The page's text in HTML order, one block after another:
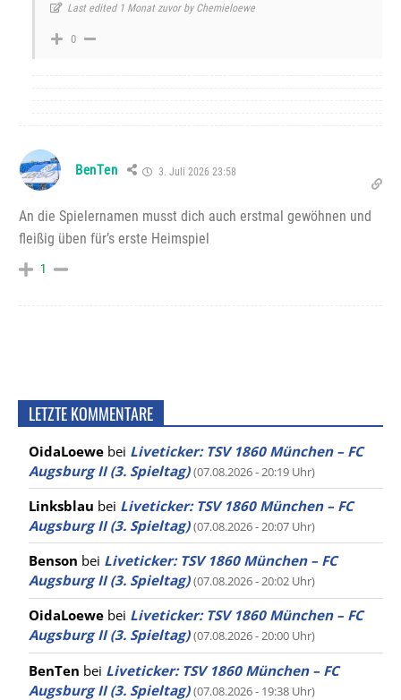
Last edited 1 Monat zuvor by Chemieloewe
0
BenTen 3. Juli 2026 23:58
An die Spielernamen musst dich auch erstmal gewöhnen und
fleißig üben für’s erste Heimspiel
1
LETZTE KOMMENTARE
OidaLoewe bei Liveticker: TSV 1860 München – FC
Augsburg II (3. Spieltag) (07.08.2026 - 20:19 Uhr)
Linksblau bei Liveticker: TSV 1860 München – FC
Augsburg II (3. Spieltag) (07.08.2026 - 20:07 Uhr)
Benson bei Liveticker: TSV 1860 München – FC
Augsburg II (3. Spieltag) (07.08.2026 - 20:02 Uhr)
OidaLoewe bei Liveticker: TSV 1860 München – FC
Augsburg II (3. Spieltag) (07.08.2026 - 20:00 Uhr)
BenTen bei Liveticker: TSV 1860 München – FC
Augsburg II (3. Spieltag) (07.08.2026 - 19:38 Uhr)